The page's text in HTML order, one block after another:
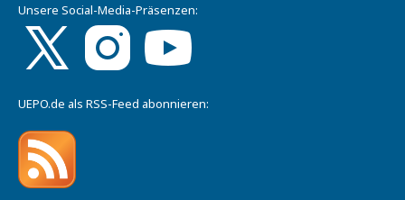
Unsere Social-Media-Präsenzen:
UEPO.de als RSS-Feed abonnieren: